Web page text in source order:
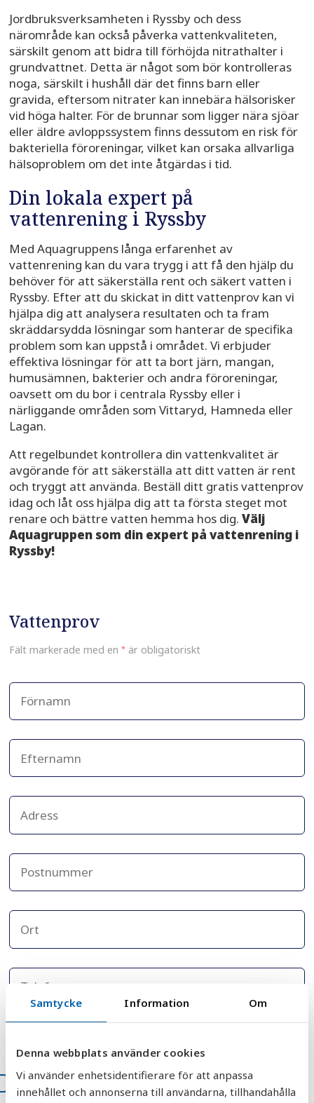
Samtycke Information Om
Denna webbplats använder cookies
Vi använder enhetsidentifierare för att anpassa
innehållet och annonserna till användarna, tillhandahålla
Jordbruksverksamheten i Ryssby och dess
närområde kan också påverka vattenkvaliteten,
särskilt genom att bidra till förhöjda nitrathalter i
grundvattnet. Detta är något som bör kontrolleras
noga, särskilt i hushåll där det finns barn eller
gravida, eftersom nitrater kan innebära hälsorisker
vid höga halter. För de brunnar som ligger nära sjöar
eller äldre avloppssystem finns dessutom en risk för
bakteriella föroreningar, vilket kan orsaka allvarliga
hälsoproblem om det inte åtgärdas i tid.
Din lokala expert på
vattenrening i Ryssby
Med Aquagruppens långa erfarenhet av
vattenrening kan du vara trygg i att få den hjälp du
behöver för att säkerställa rent och säkert vatten i
Ryssby. Efter att du skickat in ditt vattenprov kan vi
hjälpa dig att analysera resultaten och ta fram
skräddarsydda lösningar som hanterar de specifika
problem som kan uppstå i området. Vi erbjuder
effektiva lösningar för att ta bort järn, mangan,
humusämnen, bakterier och andra föroreningar,
oavsett om du bor i centrala Ryssby eller i
närliggande områden som Vittaryd, Hamneda eller
Lagan.
Att regelbundet kontrollera din vattenkvalitet är
avgörande för att säkerställa att ditt vatten är rent
och tryggt att använda. Beställ ditt gratis vattenprov
idag och låt oss hjälpa dig att ta första steget mot
renare och bättre vatten hemma hos dig. Välj
Aquagruppen som din expert på vattenrening i
Ryssby!
Vattenprov
Fält markerade med en *är obligatoriskt
Jag godkänner att AquaGruppens